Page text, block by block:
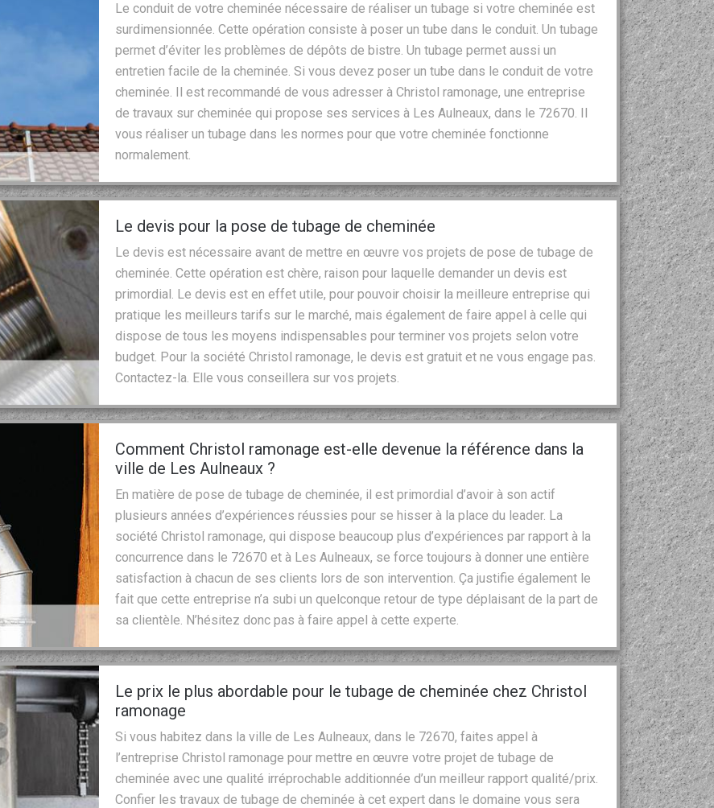
Le conduit de votre cheminée nécessaire de réaliser un tubage si votre cheminée est
surdimensionnée. Cette opération consiste à poser un tube dans le conduit. Un tubage
permet d’éviter les problèmes de dépôts de bistre. Un tubage permet aussi un
entretien facile de la cheminée. Si vous devez poser un tube dans le conduit de votre
cheminée. Il est recommandé de vous adresser à Christol ramonage, une entreprise
de travaux sur cheminée qui propose ses services à Les Aulneaux, dans le 72670. Il
vous réaliser un tubage dans les normes pour que votre cheminée fonctionne
normalement.
Le devis pour la pose de tubage de cheminée
Le devis est nécessaire avant de mettre en œuvre vos projets de pose de tubage de
cheminée. Cette opération est chère, raison pour laquelle demander un devis est
primordial. Le devis est en effet utile, pour pouvoir choisir la meilleure entreprise qui
pratique les meilleurs tarifs sur le marché, mais également de faire appel à celle qui
dispose de tous les moyens indispensables pour terminer vos projets selon votre
budget. Pour la société Christol ramonage, le devis est gratuit et ne vous engage pas.
Contactez-la. Elle vous conseillera sur vos projets.
Comment Christol ramonage est-elle devenue la référence dans la
ville de Les Aulneaux ?
En matière de pose de tubage de cheminée, il est primordial d’avoir à son actif
plusieurs années d’expériences réussies pour se hisser à la place du leader. La
société Christol ramonage, qui dispose beaucoup plus d’expériences par rapport à la
concurrence dans le 72670 et à Les Aulneaux, se force toujours à donner une entière
satisfaction à chacun de ses clients lors de son intervention. Ça justifie également le
fait que cette entreprise n’a subi un quelconque retour de type déplaisant de la part de
sa clientèle. N’hésitez donc pas à faire appel à cette experte.
Le prix le plus abordable pour le tubage de cheminée chez Christol
ramonage
Si vous habitez dans la ville de Les Aulneaux, dans le 72670, faites appel à
l’entreprise Christol ramonage pour mettre en œuvre votre projet de tubage de
cheminée avec une qualité irréprochable additionnée d’un meilleur rapport qualité/prix.
Confier les travaux de tubage de cheminée à cet expert dans le domaine vous sera